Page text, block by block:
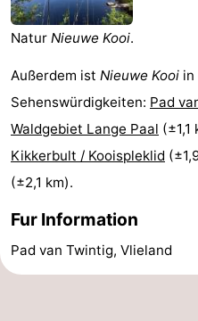
Lastminutes
Strand
Sehen
&
tun
-
Museen
-
Denkmäler
-
Aussichtspunkte
Attraktionen
Natur Nieuwe Kooi.
Außerdem ist Nieuwe Kooi in
Sehenswürdigkeiten: Pad
Waldgebiet Lange Paal (±1,1
Kikkerbult / Kooispleklid
(±2,1 km).
Fur Information
Pad van Twintig, Vlieland